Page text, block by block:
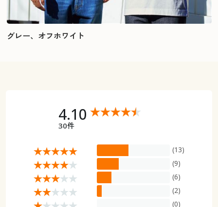
グレー、オフホワイト
4.10
30件
(13)
(9)
(6)
(2)
(0)